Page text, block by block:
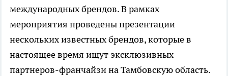
международных брендов. В рамках
мероприятия проведены презентации
нескольких известных брендов, которые в
настоящее время ищут эксклюзивных
партнеров-франчайзи на Тамбовскую область.